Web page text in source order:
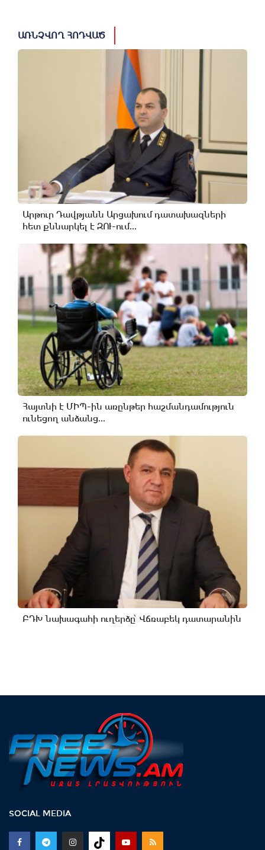
ԱՌՆՉՎՈՂ ՀՈԴՎԱԾ
Արթուր Դավթյանն Արցախում դատախազների
հետ քննարկել է ԶՈՒ-ում...
Հայտնի է ՄԻՊ-ին առընթեր հաշմանդամություն
ունեցող անձանց...
ԲԴԽ նախագահի ուղերձը՝ Վճռաբեկ դատարանին
SOCIAL MEDIA